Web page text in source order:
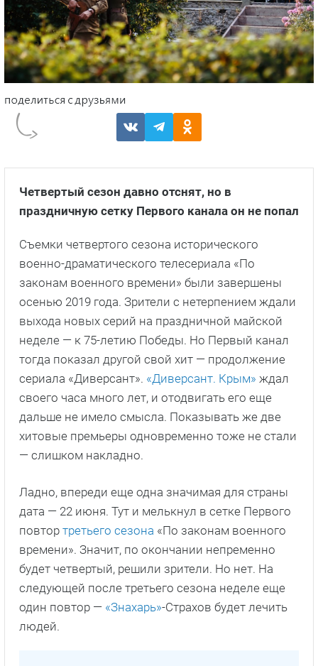
Четвертый сезон давно отснят, но в
праздничную сетку Первого канала он не попал
Съемки четвертого сезона исторического
военно-драматического телесериала «По
законам военного времени» были завершены
осенью 2019 года. Зрители с нетерпением ждали
выхода новых серий на праздничной майской
неделе — к 75-летию Победы. Но Первый канал
тогда показал другой свой хит — продолжение
сериала «Диверсант». «Диверсант. Крым» ждал
своего часа много лет, и отодвигать его еще
дальше не имело смысла. Показывать же две
хитовые премьеры одновременно тоже не стали
— слишком накладно.
Ладно, впереди еще одна значимая для страны
дата — 22 июня. Тут и мелькнул в сетке Первого
повтор третьего сезона «По законам военного
времени». Значит, по окончании непременно
будет четвертый, решили зрители. Но нет. На
следующей после третьего сезона неделе еще
один повтор — «Знахарь»-Страхов будет лечить
людей.